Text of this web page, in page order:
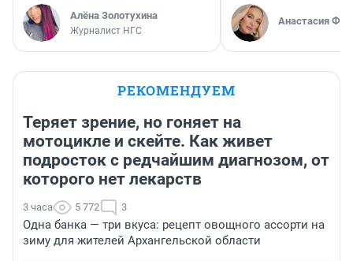
Алёна Золотухина
Журналист НГС
Анастасия
РЕКОМЕНДУЕМ
Теряет зрение, но гоняет на
мотоцикле и скейте. Как живет
подросток с редчайшим диагнозом, от
которого нет лекарств
3 часа 5 772 3
Одна банка — три вкуса: рецепт овощного ассорти на
зиму для жителей Архангельской области